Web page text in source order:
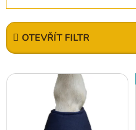
z
e
n
p
OTEVŘÍT FILTR
V